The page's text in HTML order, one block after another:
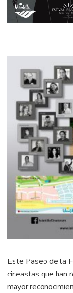
Este Paseo de la
cineastas que han
mayor